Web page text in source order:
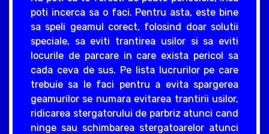
poti incerca sa o faci. Pentru asta, este bine
sa speli geamul corect, folosind doar solutii
speciale, sa eviti trantirea usilor si sa eviti
locurile de parcare in care exista pericol sa
cada ceva de sus. Pe lista lucrurilor pe care
trebuie sa le faci pentru a evita spargerea
geamurilor se numara evitarea trantirii usilor,
ridicarea stergatorului de parbriz atunci cand
ninge sau schimbarea stergatoarelor atunci